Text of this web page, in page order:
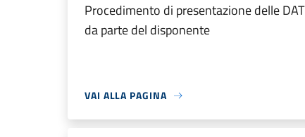
Procedimento di presentazione delle DAT
da parte del disponente
VAI ALLA PAGINA